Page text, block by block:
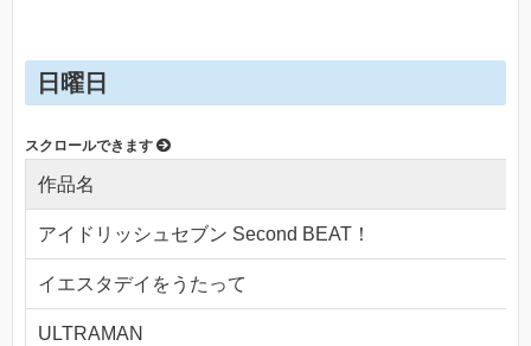
日曜日
作品名
アイドリッシュセブン Second BEAT！
イエスタデイをうたって
ULTRAMAN